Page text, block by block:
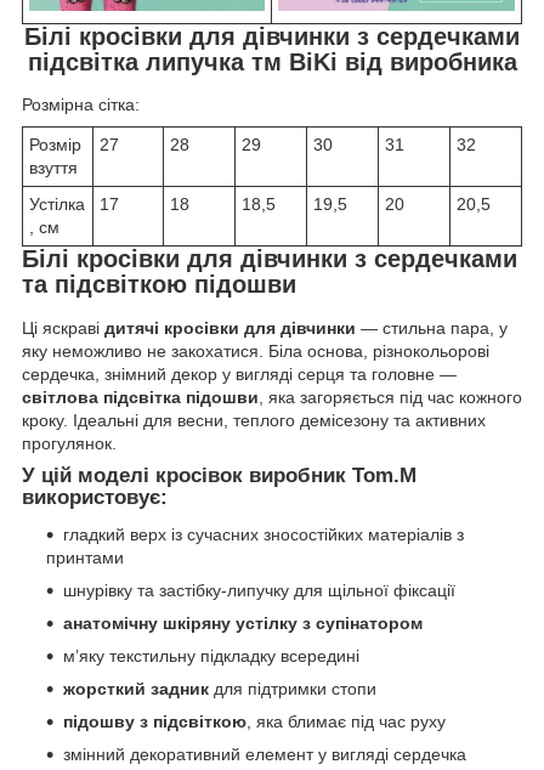
Білі кросівки для дівчинки з сердечками
підсвітка липучка тм BiKi від виробника
Розмірна сітка:
Розмір
взуття
27 28 29 30 31 32
Устілка
, см
17 18 18,5 19,5 20 20,5
Білі кросівки для дівчинки з сердечками
та підсвіткою підошви
Ці яскраві дитячі кросівки для дівчинки — стильна пара, у
яку неможливо не закохатися. Біла основа, різнокольорові
сердечка, знімний декор у вигляді серця та головне —
світлова підсвітка підошви , яка загоряється під час кожного
кроку. Ідеальні для весни, теплого демісезону та активних
прогулянок.
У цій моделі кросівок виробник Tom.M
використовує:
гладкий верх із сучасних зносостійких матеріалів з
принтами
шнурівку та застібку-липучку для щільної фіксації
анатомічну шкіряну устілку з супінатором
м’яку текстильну підкладку всередині
жорсткий задник для підтримки стопи
підошву з підсвіткою , яка блимає під час руху
змінний декоративний елемент у вигляді сердечка